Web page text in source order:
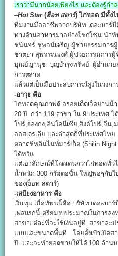
เราว่ามีมากน้อยเพียงไร และต้องรู้กำ
–Hot Star(ฮ็อท สตาร์) ไก่ทอด มีทั้ง
ทีมงานมืออาชีพจากบริษัท เดอะบาร์
ทางด้านอาหารมาอย่างโชกโชน นำ
ชนินทร์ ชูพจน์เจริญ ผู้ช่วยกรรมการผู้
ชาตยา สุพรรณพงศ์ ผู้ช่วยกรรมการผู้
บุณย์ญานุช บุญบำรุงทรัพย์ ผู้อำนวยก
การตลาด
แล้วแต่เป็นมือประสบการณ์สูงในวงกา
-อาวุธ คือ
ไก่ทอดคุณภาพดี อร่อยเด็ดเจ็ดย่านน้
20 ปี กว่า 119 สาขา ใน 9 ประเทศ
โปร์,ฮ่องกง,อินโดนีเซีย,สิงค์โปร์,จีน,
ออสเตรเลีย และล่าสุดก็ที่ประเทศไท
ตลาดชิหลินไนท์มาร์เก็ต (Shilin Night
ไต้หวัน
แต่เอกลักษณ์ที่โดดเด่นกว่าไก่ทอดทั่
น้ำหนัก 300 กรัมต่อชิ้น ใหญ่พอๆกับใ
ของ(ฮ็อท สตาร์)
-เสบียงอาหาร คือ
เงินทุน เมื่อทัพนนี้คือ บริษัท เดอะบา
เฟสแรกนี้เตรียมงบประมาณในการล
สาขาแต่ละที่จะใช้เงินอยู่ที่ สาขาละ
แบบและขนาดพื้นที่ โดยตั้งเป้าเปิดส
ปี และจะทำยอดขายให้ได้ 100 ล้าน